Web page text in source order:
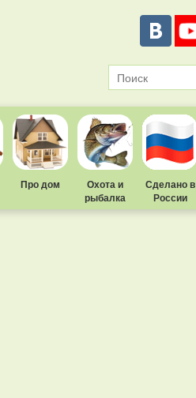
Про дом
Охота и
рыбалка
Сделано в
России